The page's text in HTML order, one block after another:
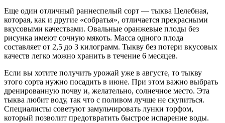
Еще один отличный раннеспелый сорт — тыква Целебная,
которая, как и другие «собратья», отличается прекрасными
вкусовыми качествами. Овальные оранжевые плоды без
рисунка имеют сочную мякоть. Масса одного плода
составляет от 2,5 до 3 килограмм. Тыкву без потери вкусовых
качеств легко можно хранить в течение 6 месяцев.
Если вы хотите получить урожай уже в августе, то тыкву
этого сорта нужно посадить в июне. При этом важно выбрать
дренированную почву и, желательно, солнечное место. Эта
тыква любит воду, так что с поливом лучше не скупиться.
Специалисты советуют замульчировать лунки торфом,
который позволит предотвратить быстрое испарение воды.